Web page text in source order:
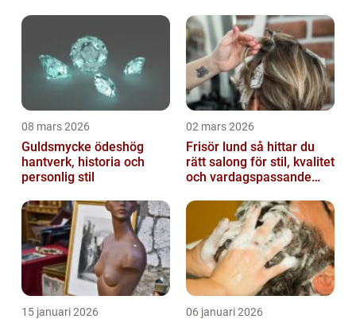
08 mars 2026
Guldsmycke ödeshög
hantverk, historia och
personlig stil
02 mars 2026
Frisör lund så hittar du
rätt salong för stil, kvalitet
och vardagspassande
15 januari 2026 06 januari 2026